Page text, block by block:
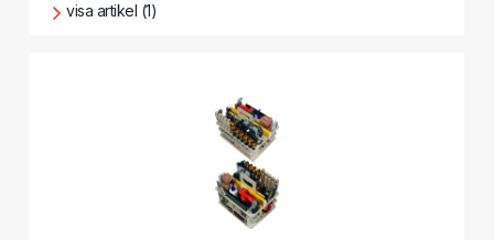
visa artikel (1)